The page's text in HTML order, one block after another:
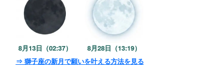
8月13日（02:37）
8月28日（13:19）
⇒ 獅子座の新月で願いを叶える方法を見る